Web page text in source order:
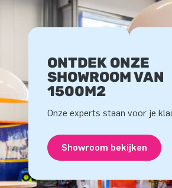
ONTDEK ONZE
SHOWROOM VAN
1500M2
Onze experts staan voor je
Showroom bekijken